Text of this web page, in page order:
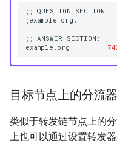
;; QUESTION
; example.org.
;; ANSWER
example.org.
目标节点上的分流器
类似于转发链节点上的
上也可以通过设置转发